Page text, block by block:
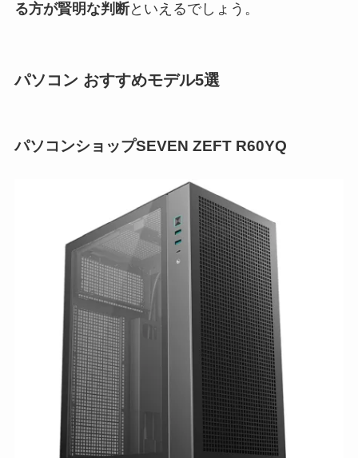
る方が賢明な判断といえるでしょう。
パソコン おすすめモデル5選
パソコンショップSEVEN ZEFT R60YQ